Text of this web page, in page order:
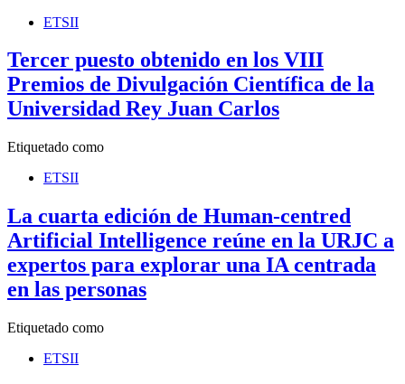
ETSII
Tercer puesto obtenido en los VIII
Premios de Divulgación Científica de la
Universidad Rey Juan Carlos
Etiquetado como
ETSII
La cuarta edición de Human-centred
Artificial Intelligence reúne en la URJC a
expertos para explorar una IA centrada
en las personas
Etiquetado como
ETSII